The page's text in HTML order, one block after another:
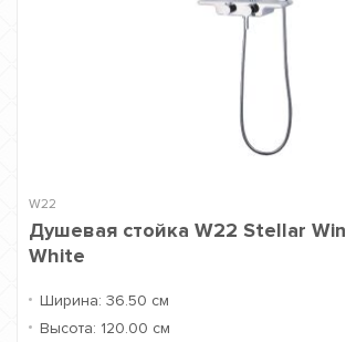
W22
Душевая стойка W22 Stellar
White
Ширина: 36.50 см
Высота: 120.00 см